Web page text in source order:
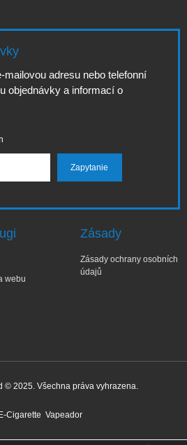
adresu nebo telefonní
objednávky a informací o
webu
Zásady
Zásady ochrany osobních
údajů
© 2025. Všechna práva vyhrazena.
E-Cigarette Vapeador
✕